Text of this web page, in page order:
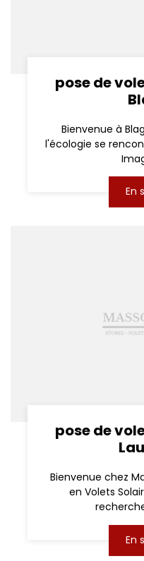
pose de
Bienvenue à
l'écologie se
En
pose de
Bienvenue chez
en Volets
En